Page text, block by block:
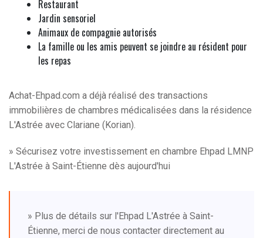
Restaurant
Jardin sensoriel
Animaux de compagnie autorisés
La famille ou les amis peuvent se joindre au résident pour
les repas
Achat-Ehpad.com a déjà réalisé des transactions
immobilières de chambres médicalisées dans la résidence
L'Astrée avec Clariane (Korian).
» Sécurisez votre investissement en chambre Ehpad LMNP
L'Astrée à Saint-Étienne dès aujourd'hui
» Plus de détails sur l'Ehpad L'Astrée à Saint-
Étienne, merci de nous contacter directement au